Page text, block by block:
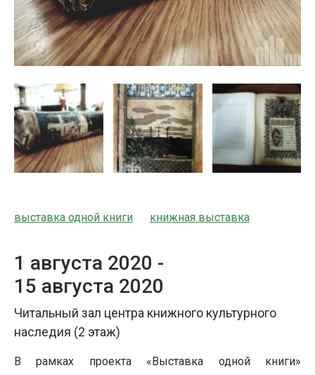
выставка одной книги книжная выставка
1 августа 2020 -
15 августа 2020
Читальный зал центра книжного культурного
наследия (2 этаж)
В рамках проекта «Выставка одной книги»